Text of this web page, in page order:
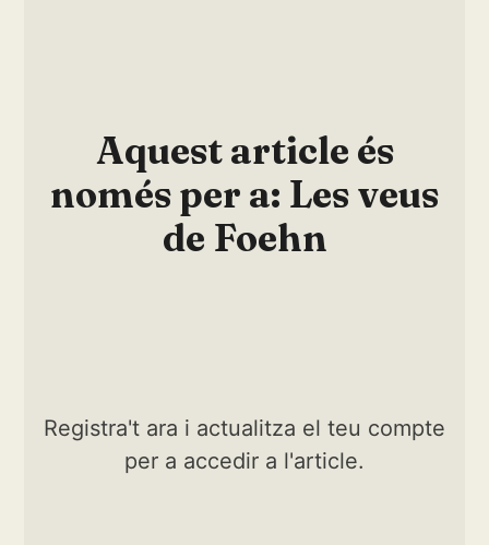
Aquest article és
només per a: Les veus
de Foehn
Registra't ara i actualitza el teu compte
per a accedir a l'article.